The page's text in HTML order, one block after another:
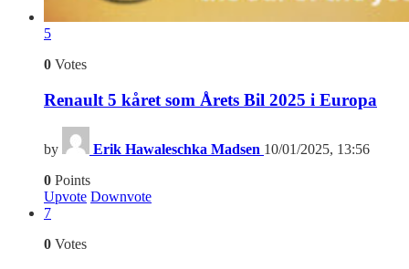
5
0 Votes
Renault 5 kåret som Årets Bil 2025 i Europa
by Erik Hawaleschka Madsen 10/01/2025, 13:56
0 Points
Upvote Downvote
7
0 Votes